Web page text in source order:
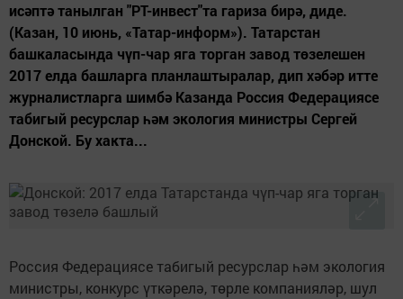
исәптә танылган "РТ-инвест"та гариза бирә, диде.
(Казан, 10 июнь, «Татар-информ»). Татарстан
башкаласында чүп-чар яга торган завод төзелешен
2017 елда башларга планлаштыралар, дип хәбәр итте
журналистларга шимбә Казанда Россия Федерациясе
табигый ресурслар һәм экология министры Сергей
Донской. Бу хакта...
Россия Федерациясе табигый ресурслар һәм экология
министры, конкурс үткәрелә, төрле компанияләр, шул